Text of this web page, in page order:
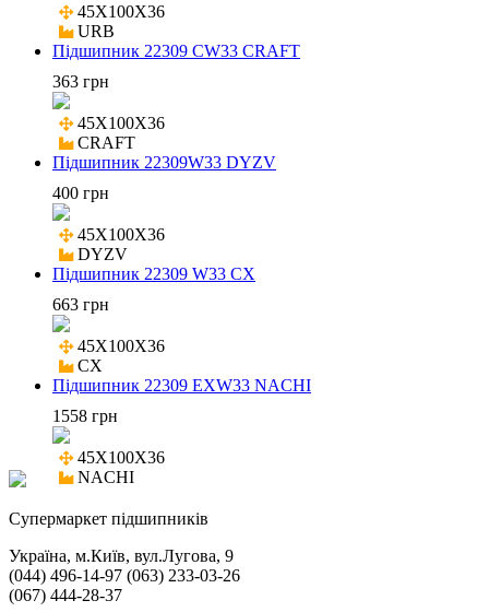
45X100X36
URB
Підшипник 22309 CW33 CRAFT
363 грн
45X100X36
CRAFT
Підшипник 22309W33 DYZV
400 грн
45X100X36
DYZV
Підшипник 22309 W33 CX
663 грн
45X100X36
CX
Підшипник 22309 EXW33 NACHI
1558 грн
45X100X36
NACHI
Cупермаркет підшипників
Україна, м.Київ, вул.Лугова, 9
(044) 496-14-97 (063) 233-03-26
(067) 444-28-37